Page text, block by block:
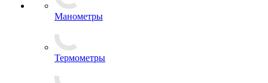
Манометры
Термометры